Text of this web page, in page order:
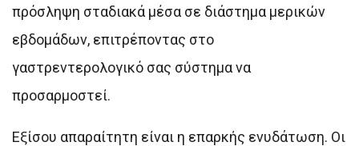
πρόσληψη σταδιακά μέσα σε διάστημα μερικών
εβδομάδων, επιτρέποντας στο
γαστρεντερολογικό σας σύστημα να
προσαρμοστεί.
Εξίσου απαραίτητη είναι η επαρκής ενυδάτωση. Οι